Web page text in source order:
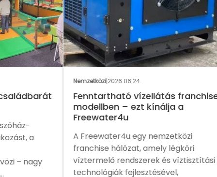
2026.06.24.
Fenntartható vízellátás franchise
modellben – ezt kínálja a
Freewater4u
A Freewater4u egy nemzetközi
franchise hálózat, amely légköri
víztermelő rendszerek és víztisztítási
technológiák fejlesztésével,